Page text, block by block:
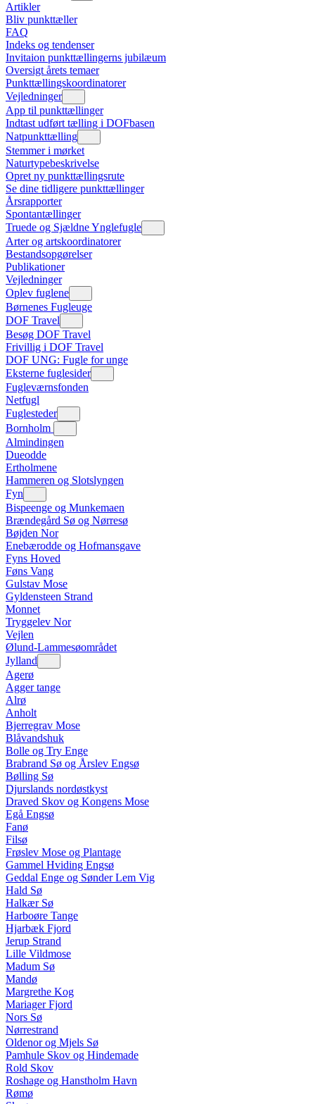
Artikler
Bliv punkttæller
FAQ
Indeks og tendenser
Invitaion punkttællingerns jubilæum
Oversigt årets temaer
Punkttællingskoordinatorer
Vejledninger
App til punkttællinger
Indtast udført tælling i DOFbasen
Natpunkttælling
Stemmer i mørket
Naturtypebeskrivelse
Opret ny punkttællingsrute
Se dine tidligere punkttællinger
Årsrapporter
Spontantællinger
Truede og Sjældne Ynglefugle
Arter og artskoordinatorer
Bestandsopgørelser
Publikationer
Vejledninger
Oplev fuglene
Børnenes Fugleuge
DOF Travel
Besøg DOF Travel
Frivillig i DOF Travel
DOF UNG: Fugle for unge
Eksterne fuglesider
Fugleværnsfonden
Netfugl
Fuglesteder
Bornholm
Almindingen
Dueodde
Ertholmene
Hammeren og Slotslyngen
Fyn
Bispeenge og Munkemaen
Brændegård Sø og Nørresø
Bøjden Nor
Enebærodde og Hofmansgave
Fyns Hoved
Føns Vang
Gulstav Mose
Gyldensteen Strand
Monnet
Tryggelev Nor
Vejlen
Ølund-Lammesøområdet
Jylland
Agerø
Agger tange
Alrø
Anholt
Bjerregrav Mose
Blåvandshuk
Bolle og Try Enge
Brabrand Sø og Årslev Engsø
Bølling Sø
Djurslands nordøstkyst
Draved Skov og Kongens Mose
Egå Engsø
Fanø
Filsø
Frøslev Mose og Plantage
Gammel Hviding Engsø
Geddal Enge og Sønder Lem Vig
Hald Sø
Halkær Sø
Harboøre Tange
Hjarbæk Fjord
Jerup Strand
Lille Vildmose
Madum Sø
Mandø
Margrethe Kog
Mariager Fjord
Nors Sø
Nørrestrand
Oldenor og Mjels Sø
Pamhule Skov og Hindemade
Rold Skov
Roshage og Hanstholm Havn
Rømø